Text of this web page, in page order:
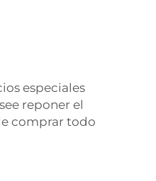
especiales
reponer el
comprar todo